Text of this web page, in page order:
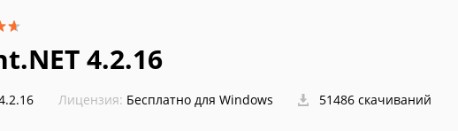
4.2.16
Лицензия: Бесплатно для Windows 51486 скачиваний